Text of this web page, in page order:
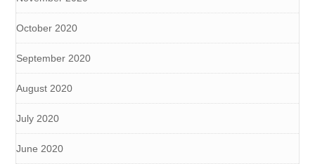
October 2020
September 2020
August 2020
July 2020
June 2020